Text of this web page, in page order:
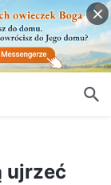
ujrzeć